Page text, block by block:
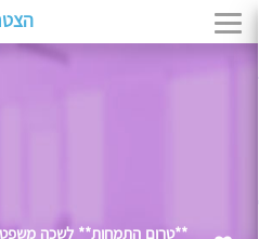
**טרום התמחות** לשכה